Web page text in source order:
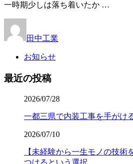
一時期少しは落ち着いたか …
田中工業
お知らせ
最近の投稿
2026/07/28
一都三県で内装工事を手がけ
2026/07/10
【未経験から一生モノの技術
つけるという選択